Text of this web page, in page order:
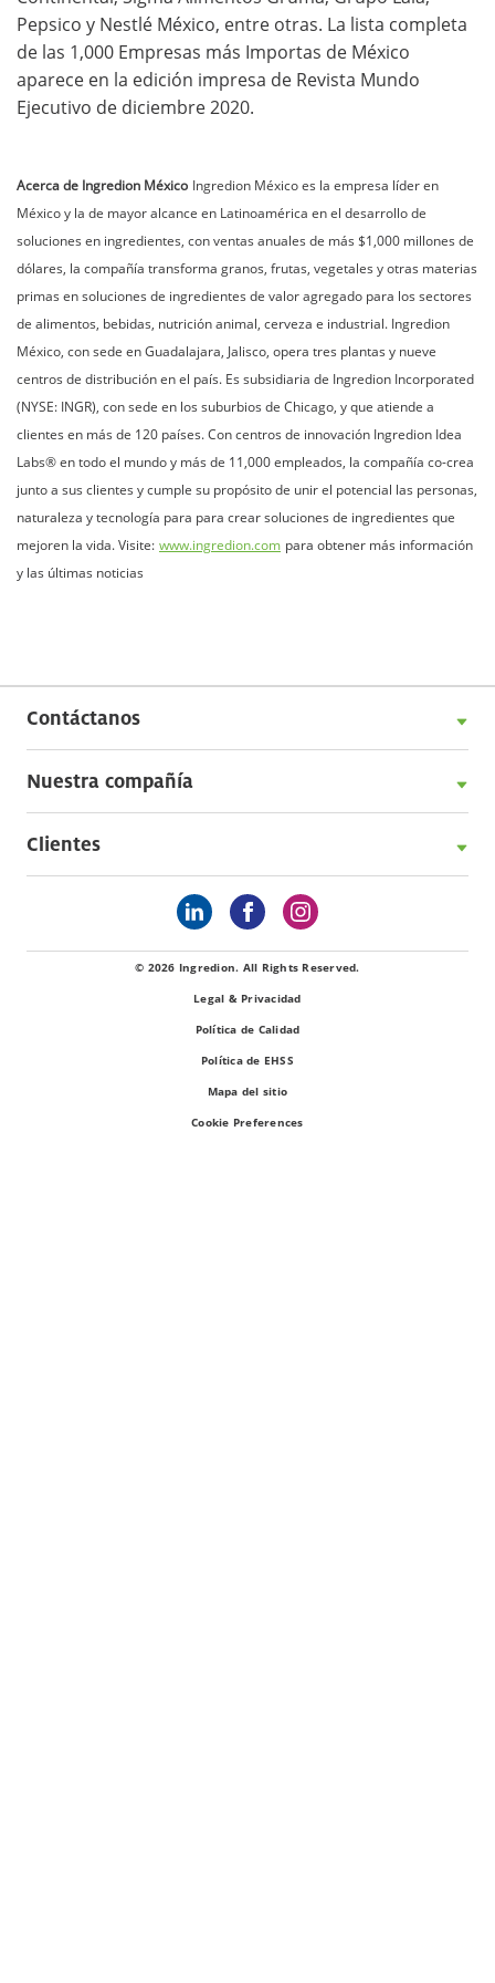
Pepsico y Nestlé México, entre otras. La lista completa
de las 1,000 Empresas más Importas de México
aparece en la edición impresa de Revista Mundo
Ejecutivo de diciembre 2020.
Acerca de Ingredion México Ingredion México es la empresa líder en
México y la de mayor alcance en Latinoamérica en el desarrollo de
soluciones en ingredientes, con ventas anuales de más $1,000 millones de
dólares, la compañía transforma granos, frutas, vegetales y otras materias
primas en soluciones de ingredientes de valor agregado para los sectores
de alimentos, bebidas, nutrición animal, cerveza e industrial. Ingredion
México, con sede en Guadalajara, Jalisco, opera tres plantas y nueve
centros de distribución en el país. Es subsidiaria de Ingredion Incorporated
(NYSE: INGR), con sede en los suburbios de Chicago, y que atiende a
clientes en más de 120 países. Con centros de innovación Ingredion Idea
Labs® en todo el mundo y más de 11,000 empleados, la compañía co-crea
junto a sus clientes y cumple su propósito de unir el potencial las personas,
naturaleza y tecnología para para crear soluciones de ingredientes que
mejoren la vida. Visite: www.ingredion.com para obtener más información
y las últimas noticias
Contáctanos
Nuestra compañía
Clientes
© 2026 Ingredion. All Rights Reserved.
Legal & Privacidad
Política de Calidad
Política de EHSS
Mapa del sitio
Cookie Preferences